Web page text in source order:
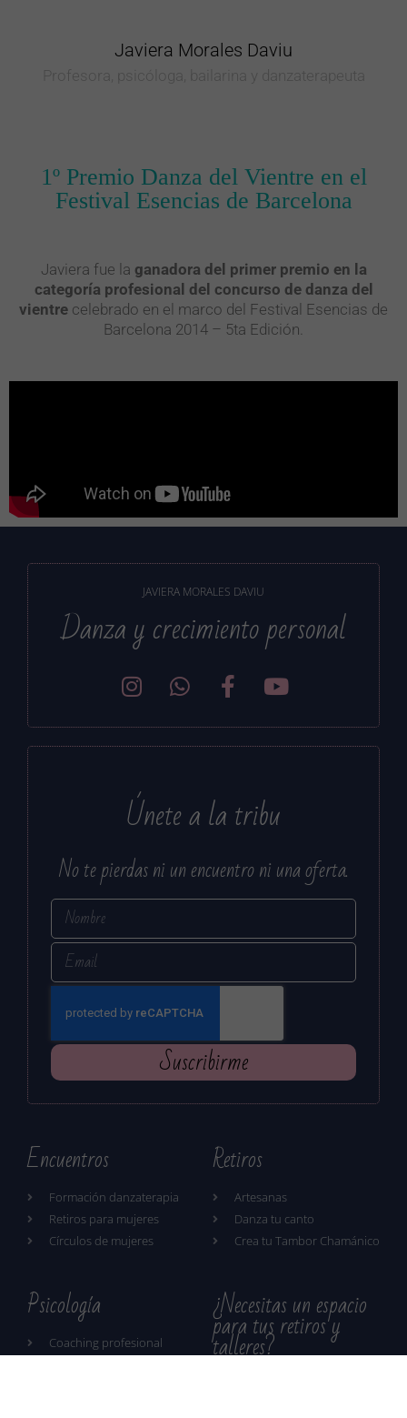
Javiera Morales Daviu
Profesora, psicóloga, bailarina y danzaterapeuta
1º Premio Danza del Vientre en el
Festival Esencias de Barcelona
Javiera fue la ganadora del primer premio en la
categoría profesional del concurso de danza del
vientre celebrado en el marco del Festival Esencias de
Barcelona 2014 – 5ta Edición.
JAVIERA MORALES DAVIU
Danza y crecimiento personal
Únete a la tribu
No te pierdas ni un encuentro ni una oferta.
Suscribirme
Encuentros
Formación danzaterapia
Retiros para mujeres
Círculos de mujeres
Retiros
Artesanas
Danza tu canto
Crea tu Tambor Chamánico
Psicología
Coaching profesional
¿Necesitas un espacio
para tus retiros y
talleres?